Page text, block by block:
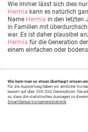
Wie immer lässt sich dies
Hermia kann es natürlich
Name Hermia in den letzten
in Familien mit
war. Es ist daher plausibel
Hermia für die Generation
einem einfachen oder
Wie kann man so etwas überhaupt wissen
Für die Auswertung haben wir amtliche
basiert auf über 300.000 Datensätzen.
so dass die statistischen Aussagen zu
SmartGenius-Vornamensstatistik.